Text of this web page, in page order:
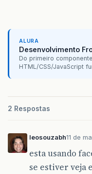
ALURA
Desenvolvimento
Do primeiro
HTML/CSS/JavaScript
2 Respostas
leosouzabh11 de
esta usando
se estiver veja